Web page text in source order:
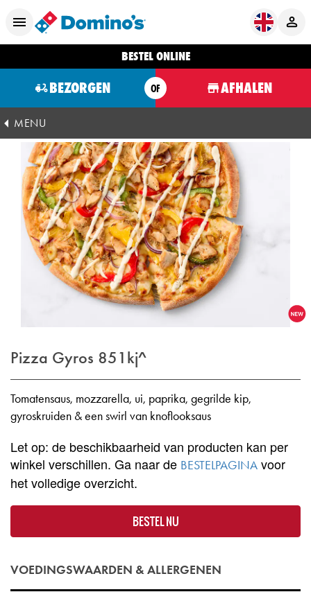
BESTEL ONLINE
BEZORGEN OF AFHALEN
MENU
Pizza Gyros 851kj^
Tomatensaus, mozzarella, ui, paprika, gegrilde kip,
gyroskruiden & een swirl van knoflooksaus
Let op: de beschikbaarheid van producten kan per
winkel verschillen. Ga naar de BESTELPAGINA voor
het volledige overzicht.
BESTEL NU
VOEDINGSWAARDEN & ALLERGENEN